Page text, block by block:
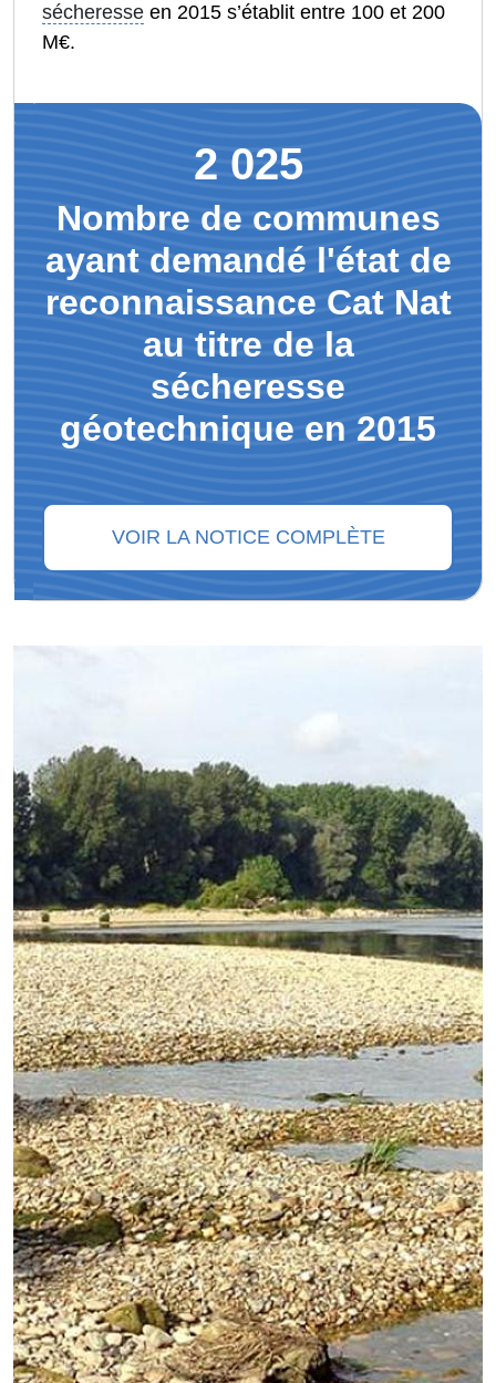
sécheresse en 2015 s’établit entre 100 et 200
M€.
2 025
Nombre de communes
ayant demandé l'état de
reconnaissance Cat Nat
au titre de la
sécheresse
géotechnique en 2015
VOIR LA NOTICE COMPLÈTE